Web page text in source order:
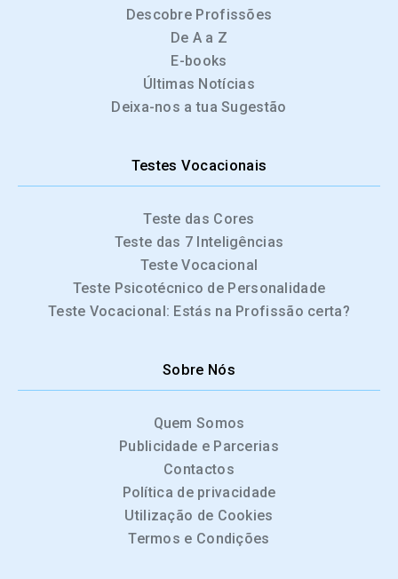
Descobre Profissões
De A a Z
E-books
Últimas Notícias
Deixa-nos a tua Sugestão
Testes Vocacionais
Teste das Cores
Teste das 7 Inteligências
Teste Vocacional
Teste Psicotécnico de Personalidade
Teste Vocacional: Estás na Profissão certa?
Sobre Nós
Quem Somos
Publicidade e Parcerias
Contactos
Política de privacidade
Utilização de Cookies
Termos e Condições